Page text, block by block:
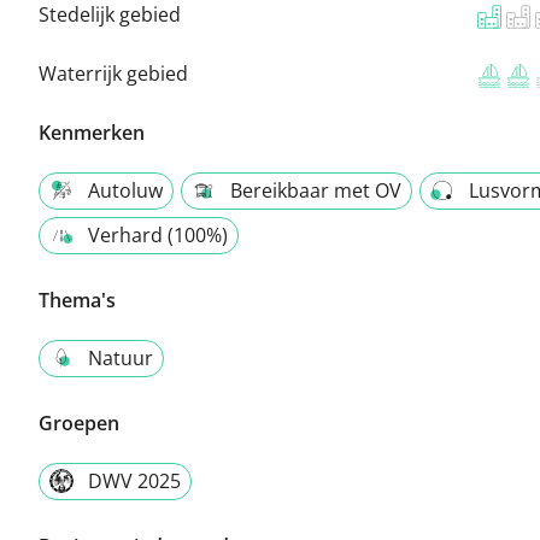
Stedelijk gebied
Waterrijk gebied
Kenmerken
Autoluw Bereikbaar met OV
Verhard (100%)
Thema's
Natuur
Groepen
DWV 2025